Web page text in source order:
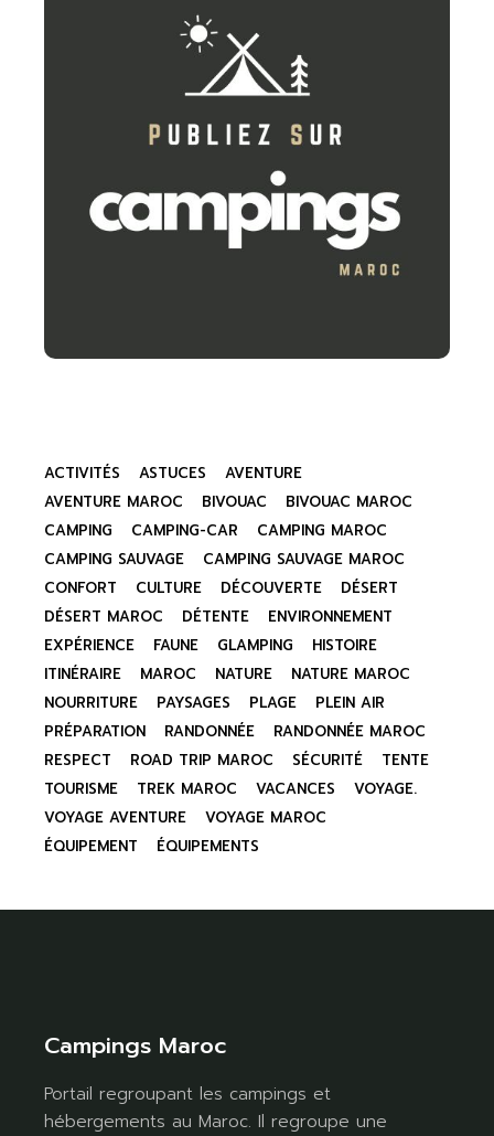
ACTIVITÉS ASTUCES
AVENTURE
AVENTURE MAROC
BIVOUAC
BIVOUAC MAROC
CAMPING
CAMPING-CAR
CAMPING MAROC
CAMPING SAUVAGE
CAMPING SAUVAGE MAROC
CONFORT
CULTURE DÉCOUVERTE
DÉSERT
DÉSERT MAROC
DÉTENTE
ENVIRONNEMENT
EXPÉRIENCE
FAUNE GLAMPING
HISTOIRE
ITINÉRAIRE
MAROC NATURE
NATURE MAROC
NOURRITURE
PAYSAGES PLAGE
PLEIN AIR
PRÉPARATION
RANDONNÉE
RANDONNÉE MAROC
RESPECT
ROAD TRIP MAROC SÉCURITÉ
TENTE
TOURISME
TREK MAROC VACANCES
VOYAGE.
VOYAGE AVENTURE
VOYAGE MAROC
ÉQUIPEMENT
ÉQUIPEMENTS
Campings Maroc
Portail regroupant les campings et
hébergements au Maroc. Il regroupe une